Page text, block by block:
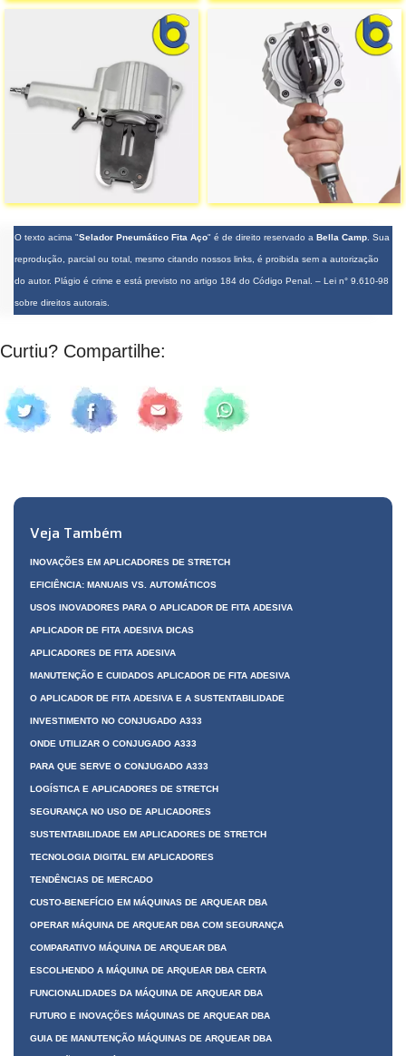
O texto acima "Selador Pneumático Fita Aço" é de direito reservado a Bella Camp . Sua
reprodução, parcial ou total, mesmo citando nossos links, é proibida sem a autorização
do autor. Plágio é crime e está previsto no artigo 184 do Código Penal. – Lei n° 9.610-98
sobre direitos autorais
Curtiu? Compartilhe:
Veja Também
INOVAÇÕES EM APLICADORES DE STRETCH
EFICIÊNCIA: MANUAIS VS. AUTOMÁTICOS
USOS INOVADORES PARA O APLICADOR DE FITA ADESIVA
APLICADOR DE FITA ADESIVA DICAS
APLICADORES DE FITA ADESIVA
MANUTENÇÃO E CUIDADOS APLICADOR DE FITA ADESIVA
O APLICADOR DE FITA ADESIVA E A SUSTENTABILIDADE
INVESTIMENTO NO CONJUGADO A333
ONDE UTILIZAR O CONJUGADO A333
PARA QUE SERVE O CONJUGADO A333
LOGÍSTICA E APLICADORES DE STRETCH
SEGURANÇA NO USO DE APLICADORES
SUSTENTABILIDADE EM APLICADORES DE STRETCH
TECNOLOGIA DIGITAL EM APLICADORES
TENDÊNCIAS DE MERCADO
CUSTO-BENEFÍCIO EM MÁQUINAS DE ARQUEAR DBA
OPERAR MÁQUINA DE ARQUEAR DBA COM SEGURANÇA
COMPARATIVO MÁQUINA DE ARQUEAR DBA
ESCOLHENDO A MÁQUINA DE ARQUEAR DBA CERTA
FUNCIONALIDADES DA MÁQUINA DE ARQUEAR DBA
FUTURO E INOVAÇÕES MÁQUINAS DE ARQUEAR DBA
GUIA DE MANUTENÇÃO MÁQUINAS DE ARQUEAR DBA